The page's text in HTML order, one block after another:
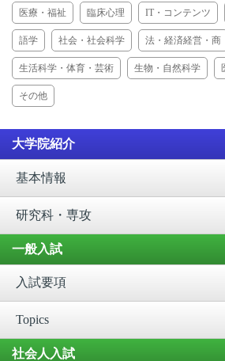
医療・福祉 臨床心理 IT・コンテンツ
語学 社会・社会科学 法・経済経営・商
生活科学・体育・芸術 生物・自然科学
その他
大学院紹介
基本情報
研究科・専攻
一般入試
入試要項
Topics
社会人入試